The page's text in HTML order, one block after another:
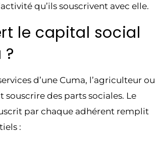
qu’ils souscrivent avec elle.
le capital social
d’une Cuma, l’agriculteur ou
souscrire des parts sociales. Le
par chaque adhérent remplit
: